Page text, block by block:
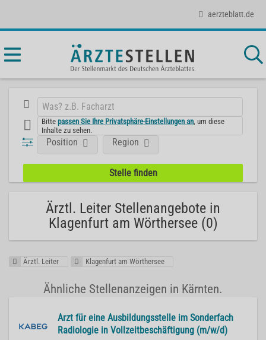
aerzteblatt.de
Bittepassen Sie Ihre Privatsphäre-Einstellungen an , um diese
Inhalte zu sehen.
Position Region
Ärztl. Leiter Stellenangebote in
Klagenfurt am Wörthersee (0)
Ärztl. Leiter Klagenfurt am Wörthersee
Ähnliche Stellenanzeigen in Kärnten.
Arzt für eine Ausbildungsstelle im Sonderfach
Radiologie in Vollzeitbeschäftigung (m/w/d)